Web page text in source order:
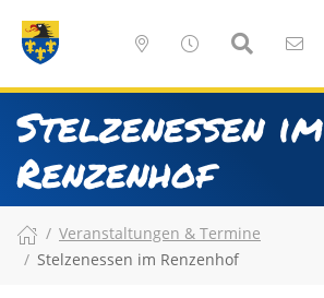
Stelzenessen im
Renzenhof
Veranstaltungen & Termine
Stelzenessen im Renzenhof